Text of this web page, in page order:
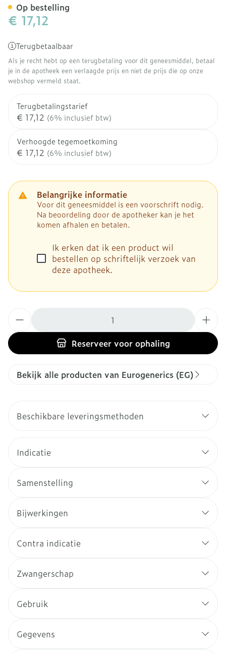
€ 17,12
Terugbetaalbaar
Als je recht hebt op een terugbetaling voor dit geneesmiddel, betaal
je in de apotheek een verlaagde prijs en niet de prijs die op onze
webshop vermeld staat.
Terugbetalingstarief
€ 17,12 (6% inclusief btw)
Verhoogde tegemoetkoming
€ 17,12 (6% inclusief btw)
Belangrijke informatie
Voor dit geneesmiddel is een voorschrift nodig.
Na beoordeling door de apotheker kan je het
komen afhalen en betalen.
Ik erken dat ik een product wil
bestellen op schriftelijk verzoek van
deze apotheek.
Reserveervoor ophaling
Op bestelling
Bekijk alle producten van Eurogenerics (EG)
Beschikbare leveringsmethoden
Indicatie
Samenstelling
Bijwerkingen
Contra indicatie
Zwangerschap
Gebruik
Gegevens